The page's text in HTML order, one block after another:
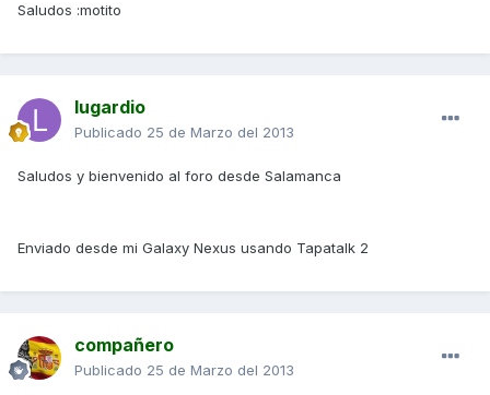
Saludos :motito
lugardio
Publicado 25 de Marzo del 2013
Saludos y bienvenido al foro desde Salamanca
Enviado desde mi Galaxy Nexus usando Tapatalk 2
compañero
Publicado 25 de Marzo del 2013